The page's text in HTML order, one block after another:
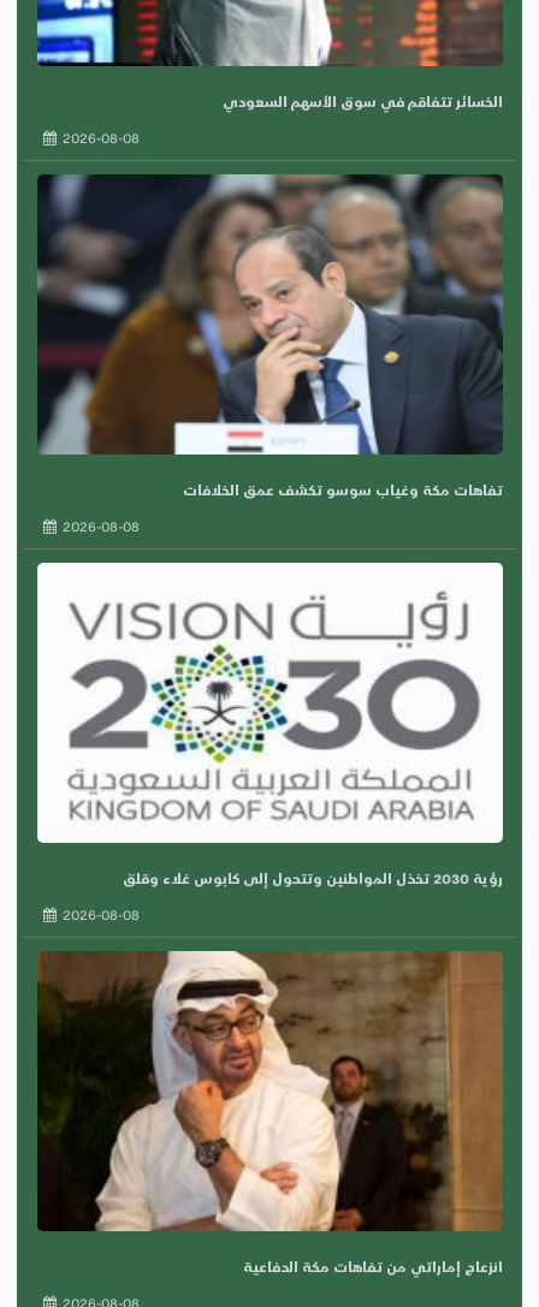
الخسائر تتفاقم في سوق الأسهم السعودي
2026-08-08
تفاهات مكة وغياب سوسو تكشف عمق الخلافات
2026-08-08
رؤية 2030 تخذل المواطنين وتتحول إلى كابوس غلاء وقلق
2026-08-08
انزعاج إماراتي من تفاهات مكة الدفاعية
2026-08-08